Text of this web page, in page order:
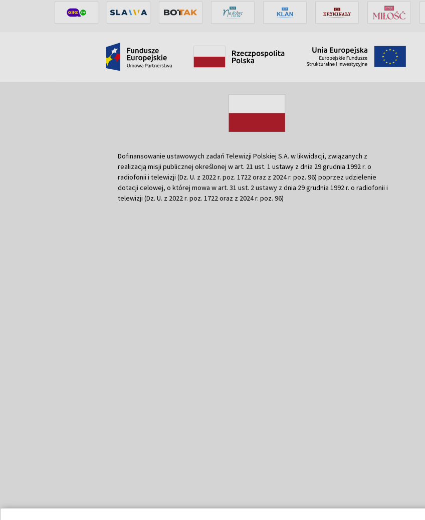
Dofinansowanie ustawowych zadań Telewizji Polskiej S.A. w likwidacji, związanych z
realizacją misji publicznej określonej w art. 21 ust. 1 ustawy z dnia 29 grudnia 1992 r. o
radiofonii i telewizji (Dz. U. z 2022 r. poz. 1722 oraz z 2024 r. poz. 96) poprzez udzielenie
dotacji celowej, o której mowa w art. 31 ust. 2 ustawy z dnia 29 grudnia 1992 r. o radiofonii i
telewizji (Dz. U. z 2022 r. poz. 1722 oraz z 2024 r. poz. 96)